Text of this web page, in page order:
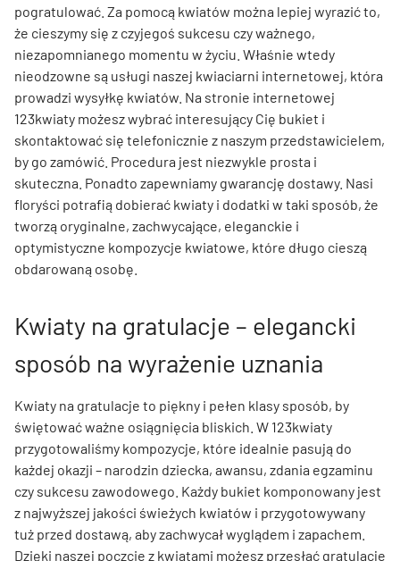
pogratulować. Za pomocą kwiatów można lepiej wyrazić to,
że cieszymy się z czyjegoś sukcesu czy ważnego,
niezapomnianego momentu w życiu. Właśnie wtedy
nieodzowne są usługi naszej kwiaciarni internetowej, która
prowadzi wysyłkę kwiatów. Na stronie internetowej
123kwiaty możesz wybrać interesujący Cię bukiet i
skontaktować się telefonicznie z naszym przedstawicielem,
by go zamówić. Procedura jest niezwykle prosta i
skuteczna. Ponadto zapewniamy gwarancję dostawy. Nasi
floryści potrafią dobierać kwiaty i dodatki w taki sposób, że
tworzą oryginalne, zachwycające, eleganckie i
optymistyczne kompozycje kwiatowe, które długo cieszą
obdarowaną osobę.
Kwiaty na gratulacje – elegancki
sposób na wyrażenie uznania
Kwiaty na gratulacje to piękny i pełen klasy sposób, by
świętować ważne osiągnięcia bliskich. W 123kwiaty
przygotowaliśmy kompozycje, które idealnie pasują do
każdej okazji – narodzin dziecka, awansu, zdania egzaminu
czy sukcesu zawodowego. Każdy bukiet komponowany jest
z najwyższej jakości świeżych kwiatów i przygotowywany
tuż przed dostawą, aby zachwycał wyglądem i zapachem.
Dzięki naszej poczcie z kwiatami możesz przesłać gratulacje